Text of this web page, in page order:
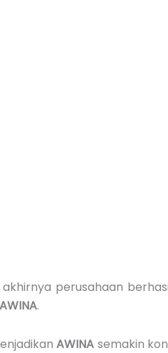
perusahaan
AWINA.
AWINA semakin